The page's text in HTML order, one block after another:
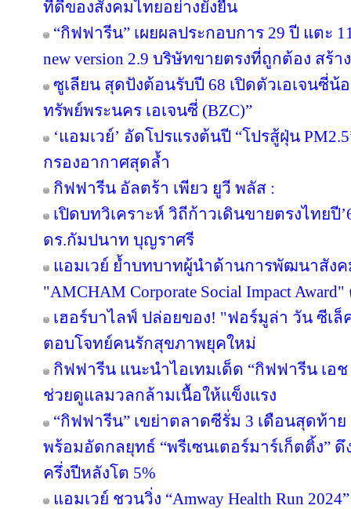
ที่ดีของสังคมไทยอย่างยั่งยืน
“กิฟฟารีน” เผยผลประกอบการ 29 ปี แตะ
new version 2.9 บริษัทขายตรงที่ถูกต้อง สร้
ซูเลียน สุดปังต้อนรับปี 68 เปิดตัวเอเจนซี่น้
ทรัพย์พระนคร เอเจนซี่ (BZC)”
‘แอมเวย์’ อัดโปรแรงต้นปี “โปรสู้ฝุ่น
กรองอากาศสุดล้ำ
กิฟฟารีน อัลตร้า เพียว ยูวี พลัส :
เปิดบทวิเคราะห์ วิถีก้าวเดินขายตรงไทยปี
ดร.กัมปนาท บุญราศรี
แอมเวย์ ย้ำบทบาทผู้นำด้านการพัฒนาสังค
"AMCHAM Corporate Social Impact
เฮอร์บาไลฟ์ ปล่อยของ! "ฟอร์มูล่า วัน ซีเ
ตอบโจทย์คนรักสุขภาพยุคใหม่
กิฟฟารีน แนะนำไอเทมเด็ด “กิฟฟารีน เอ
ช่วยดูแลมวลกล้ามเนื้อให้แข็งแรง
“กิฟฟารีน” เขย่าตลาดซีรั่ม 3 เดือนสุดท้า
พร้อมอัดกลยุทธ์ “พรีเซนเตอร์มาร์เก็ตติ้ง”
ครึ่งปีหลังโต 5%
แอมเวย์ ชวนวิ่ง “Amway Health Run